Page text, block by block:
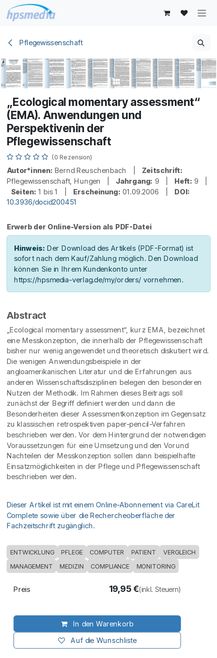
Zum Inhalt springen
Pflegewissenschaft
„Ecological momentary assessment“
(EMA). Anwendungen und
Perspektivenin der
Pflegewissenschaft
(0 Rezension)
Autor*innen: Bernd Reuschenbach | Zeitschrift:
Pflegewissenschaft, Hungen | Jahrgang: 9 | Heft: 9 |
Seiten: 1 bis 1 | Erscheinung: 01.09.2006 | DOI:
10.3936/docid200451
Erwerb der Online-Version als PDF-Datei
Hinweis: Der Download des Artikels (PDF-Format) ist
sofort nach dem Kauf/Zahlung möglich. Den Download
können Sie in Ihrem Kundenkonto unter
https://hpsmedia-verlag.de/my/orders/ vornehmen.
Abstract
„Ecological momentary assessment“, kurz EMA, bezeichnet
eine Messkonzeption, die innerhalb der Pflegewissenschaft
bisher nur wenig angewendet und theoretisch diskutiert wird.
Die wenigen Anwendungsbeispiele in der
angloamerikanischen Literatur und die Erfahrungen aus
anderen Wissenschaftsdisziplinen belegen den besonderen
Nutzen der Methodik. Im Rahmen dieses Beitrags soll
zunächst der Begriff definiert werden und dann die
Besonderheiten dieser Assessmentkonzeption im Gegensatz
zu klassischen retrospektiven paper-pencil-Verfahren
beschrieben werden. Vor dem Hintergrund der notwendigen
Voraussetzungen für eine Umsetzung und den Vorund
Nachteilen der Messkonzeption sollen dann beispielhafte
Einsatzmöglichkeiten in der Pflege und Pflegewissenschaft
beschrieben werden.
Dieser Artikel ist mit einem Online-Abonnement via CareLit
Complete sowie über die Rechercheoberfläche der
Fachzeitschrift zugänglich.
ENTWICKLUNG PFLEGE COMPUTER PATIENT VERGLEICH
MANAGEMENT MEDIZIN COMPLIANCE MONITORING
In den Warenkorb
Auf die Wunschliste
Preis 19,95€(inkl. Steuern)